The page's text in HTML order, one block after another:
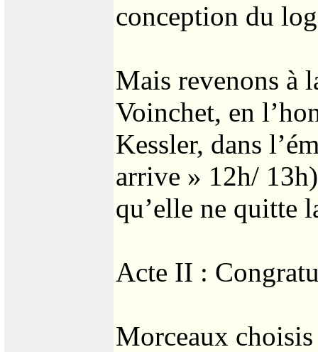
conception du
Mais revenons à
Voinchet, en
Kessler, dans
arrive » 12h/
qu’elle ne quitte
Acte II :
Morceaux